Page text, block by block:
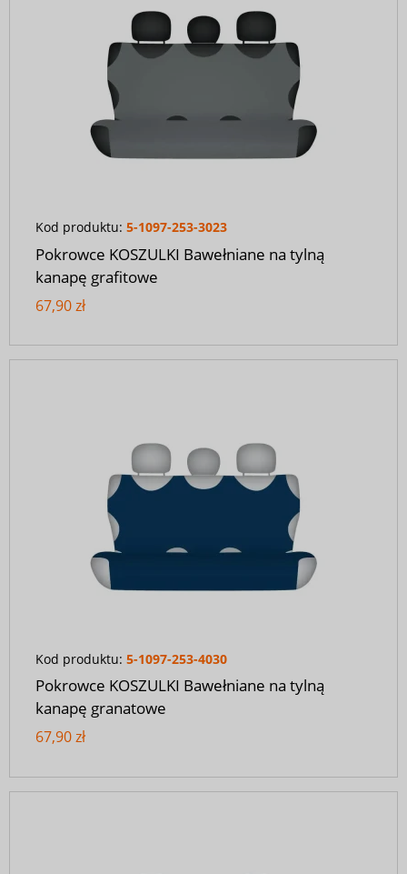
Kod produktu: 5-1097-253-3023
Pokrowce KOSZULKI Bawełniane na tylną
kanapę grafitowe
67,90 zł
Kod produktu: 5-1097-253-4030
Pokrowce KOSZULKI Bawełniane na tylną
kanapę granatowe
67,90 zł